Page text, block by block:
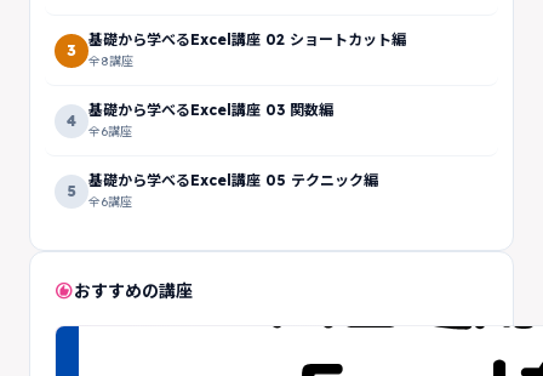
recommendおすすめの講座
3
基礎から学べるExcel講座 02 ショートカット編
全8講座
4
基礎から学べるExcel講座 03 関数編
全6講座
5
基礎から学べるExcel講座 05 テクニック編
全6講座